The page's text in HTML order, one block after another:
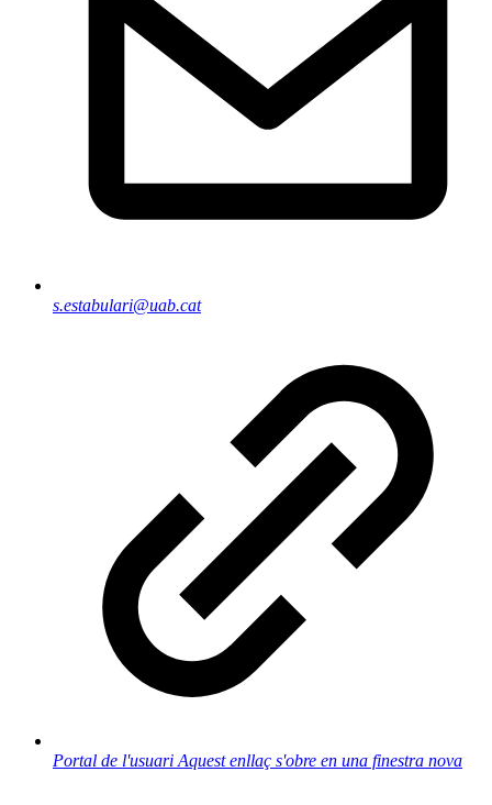
s.estabulari@uab.cat
Portal de l'usuari Aquest enllaç s'obre en una finestra nova